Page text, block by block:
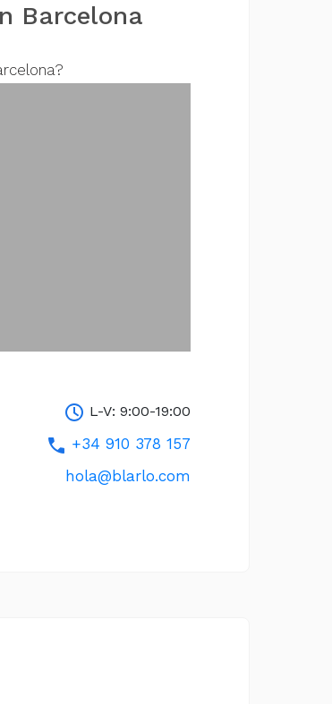
Barcelona
L-V: 9:00-19:00
+34 910 378 157
hola@blarlo.com